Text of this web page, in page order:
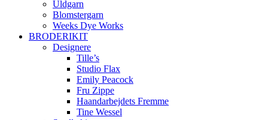
Uldgarn
Blomstergarn
Weeks Dye Works
BRODERIKIT
Designere
Tille’s
Studio Flax
Emily Peacock
Fru Zippe
Haandarbejdets Fremme
Tine Wessel